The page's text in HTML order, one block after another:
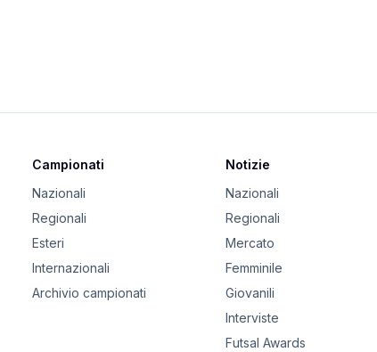
Campionati
Nazionali
Regionali
Esteri
Internazionali
Archivio campionati
Notizie
Nazionali
Regionali
Mercato
Femminile
Giovanili
Interviste
Futsal Awards